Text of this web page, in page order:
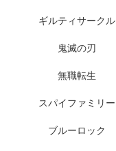
ギルティサークル
鬼滅の刃
無職転生
スパイファミリー
ブルーロック